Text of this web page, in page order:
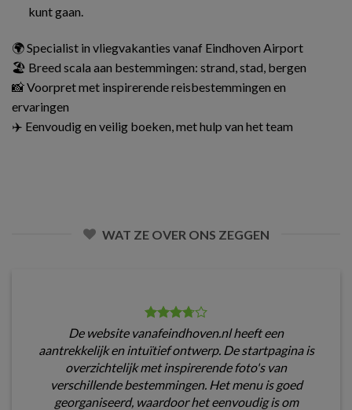
kunt gaan.
🌍 Specialist in vliegvakanties vanaf Eindhoven Airport
🏖️ Breed scala aan bestemmingen: strand, stad, bergen
📸 Voorpret met inspirerende reisbestemmingen en
ervaringen
✈️ Eenvoudig en veilig boeken, met hulp van het team
WAT ZE OVER ONS ZEGGEN
De website vanafeindhoven.nl heeft een
aantrekkelijk en intuïtief ontwerp. De startpagina is
overzichtelijk met inspirerende foto's van
verschillende bestemmingen. Het menu is goed
georganiseerd, waardoor het eenvoudig is om